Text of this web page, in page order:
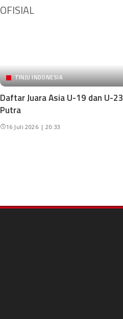
TINJU INDONESIA
Daftar Juara Asia U-19 dan U-23
Putra
16 Juli 2026 | 20:33